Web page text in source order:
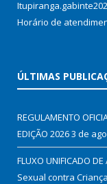
Horário de
ÚLTIMAS
REGULAMENTO
EDIÇÃO 20263 de
FLUXO UNIFICADO
Sexual contra